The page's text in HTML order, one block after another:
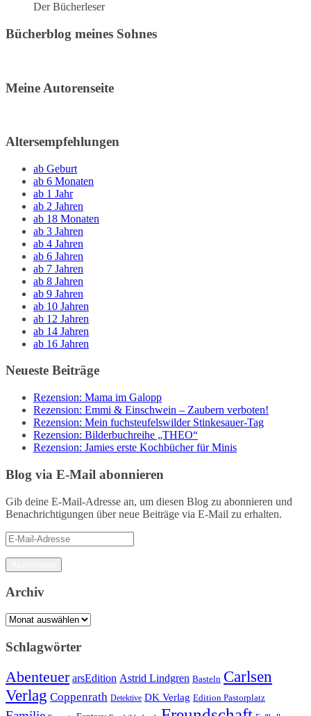
Der Bücherleser
Bücherblog meines Sohnes
Meine Autorenseite
Altersempfehlungen
ab Geburt
ab 6 Monaten
ab 1 Jahr
ab 2 Jahren
ab 18 Monaten
ab 3 Jahren
ab 4 Jahren
ab 6 Jahren
ab 7 Jahren
ab 8 Jahren
ab 9 Jahren
ab 10 Jahren
ab 12 Jahren
ab 14 Jahren
ab 16 Jahren
Neueste Beiträge
Rezension: Mama im Galopp
Rezension: Emmi & Einschwein – Zaubern verboten!
Rezension: Mein fuchsteufelswilder Stinkesauer-Tag
Rezension: Bilderbuchreihe „THEO“
Rezension: Jamies erste Kochbücher für Minis
Blog via E-Mail abonnieren
Gib deine E-Mail-Adresse an, um diesen Blog zu abonnieren und
Benachrichtigungen über neue Beiträge via E-Mail zu erhalten.
E-
Mail-
Adresse
Archiv
Archiv
Schlagwörter
Abenteuer arsEdition Astrid Lindgren Basteln Carlsen
Verlag Coppenrath Detektive DK Verlag Edition Pastorplatz